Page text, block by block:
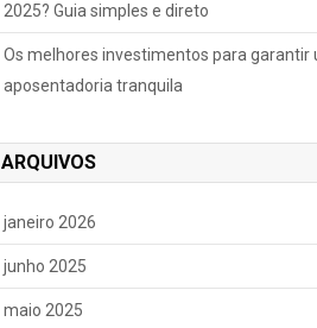
2025? Guia simples e direto
Os melhores investimentos para garantir
aposentadoria tranquila
ARQUIVOS
janeiro 2026
junho 2025
maio 2025